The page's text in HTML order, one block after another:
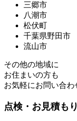
三郷市
八潮市
松伏町
千葉県野田市
流山市
その他の地域に
お住まいの方も
お気軽にお問い合わ
点検・お見積も